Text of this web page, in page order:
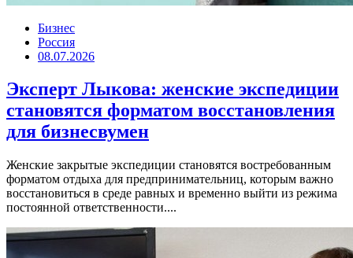
Бизнес
Россия
08.07.2026
Эксперт Лыкова: женские экспедиции
становятся форматом восстановления
для бизнесвумен
Женские закрытые экспедиции становятся востребованным
форматом отдыха для предпринимательниц, которым важно
восстановиться в среде равных и временно выйти из режима
постоянной ответственности....